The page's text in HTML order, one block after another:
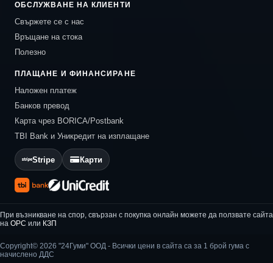
ОБСЛУЖВАНЕ НА КЛИЕНТИ
Свържете се с нас
Връщане на стока
Полезно
ПЛАЩАНЕ И ФИНАНСИРАНЕ
Наложен платеж
Банков превод
Карта чрез BORICA/Postbank
TBI Bank и Уникредит на изплащане
Stripe Карти
При възникване на спор, свързан с покупка онлайн можете да ползвате сайта
на ОРС или КЗП
Copyright© 2026 "24Гуми" ООД - Всички цени в сайта са за 1 брой гума с
начислено ДДС